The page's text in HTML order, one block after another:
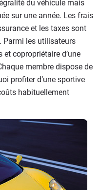
du véhicule mais
sur une année. Les frais
et les taxes sont
Parmi les utilisateurs
copropriétaire d’une
membre dispose de
profiter d’une sportive
habituellement